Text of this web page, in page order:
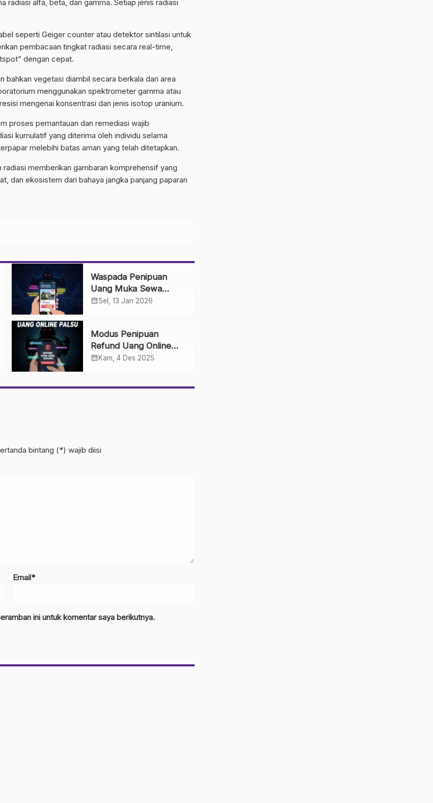
radiasi alfa, beta, dan gamma. Setiap jenis radiasi
seperti Geiger counter atau detektor sintilasi untuk
pembacaan tingkat radiasi secara real-time,
dengan cepat.
bahkan vegetasi diambil secara berkala dari area
menggunakan spektrometer gamma atau
mengenai konsentrasi dan jenis isotop uranium.
proses pemantauan dan remediasi wajib
kumulatif yang diterima oleh individu selama
melebihi batas aman yang telah ditetapkan.
memberikan gambaran komprehensif yang
dan ekosistem dari bahaya jangka panjang paparan
Waspada Penipuan
Uang Muka Sewa
Rumah Online: Tips
calendar_monthSel, 13 Jan 2026
Modus Penipuan
Refund Uang Online
Palsu: Waspada Janji
calendar_month Kam, 4 Des 2025
bintang (*) wajib diisi
Email*
ini untuk komentar saya berikutnya.